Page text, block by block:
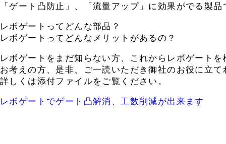
「ゲート凸防止」、「流量アップ」に効果がでる製品
レボゲートってどんな部品？
レボゲートってどんなメリットがあるの？
レボゲートをまだ知らない方、これからレボゲートを
お考えの方、是非、ご一読いただき御社のお役に立
詳しくは添付ファイルをご覧ください。
レボゲートでゲート凸解消、工数削減が出来ます